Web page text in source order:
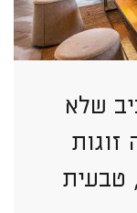
שלא
זוגות
טבעית